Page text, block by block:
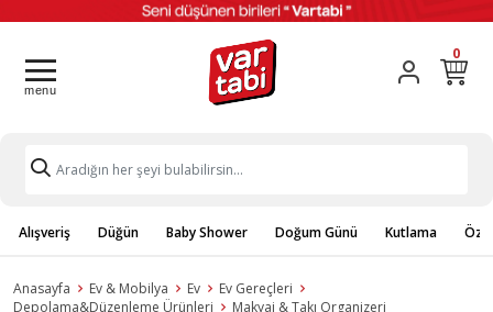
0
Alışveriş Düğün Baby Shower Doğum Günü Kutlama
Anasayfa Ev & Mobilya Ev
Ev Gereçleri
Depolama&Düzenleme Ürünleri
Makyaj & Takı Organizeri